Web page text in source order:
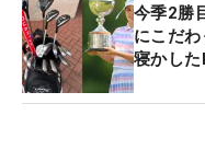
今季2勝
にこだ
寝かした